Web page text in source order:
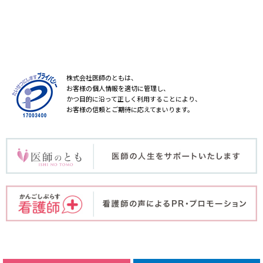
株式会社医師のともは、
お客様の個人情報を適切に管理し、
かつ目的に沿って正しく利用することにより、
お客様の信頼とご期待に応えてまいります。